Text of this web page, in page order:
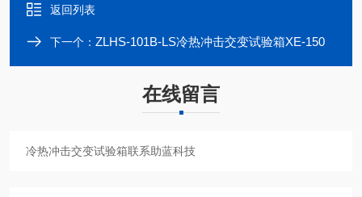
返回列表
下一个： ZLHS-101B-LS冷热冲击交变试验箱XE-150
在线留言